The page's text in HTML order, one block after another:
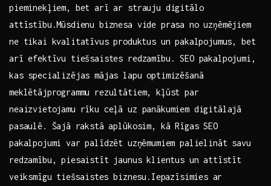
pieminekļiem, bet arī ar strauju digitālo
attīstību.Mūsdienu biznesa​ vide prasa no‍ uzņēmējiem
ne tikai kvalitatīvus ⁣produktus un pakalpojumus, ​bet
arī efektīvu‌ tiešsaistes redzamību. SEO pakalpojumi,
kas specializējas mājas lapu optimizēšanā
meklētājprogrammu‌ rezultātiem, kļūst par
neaizvietojamu rīku ceļā uz panākumiem digitālajā
pasaulē. Šajā⁢ rakstā aplūkosim, kā Rīgas SEO
pakalpojumi​ var palīdzēt⁤ uzņēmumiem palielināt‍ savu
redzamību, piesaistīt⁢ jaunus klientus un attīstīt
⁣veiksmīgu⁣ tiešsaistes biznesu.Iepazīsimies ⁢ar